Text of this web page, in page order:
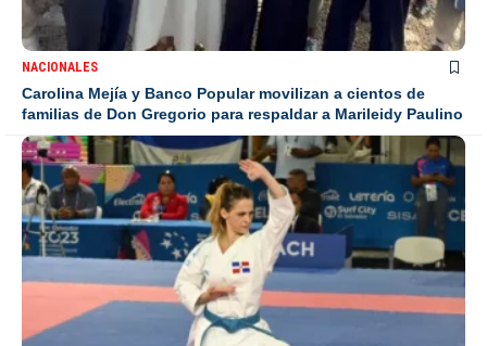
NACIONALES
Carolina Mejía y Banco Popular movilizan a cientos de
familias de Don Gregorio para respaldar a Marileidy Paulino